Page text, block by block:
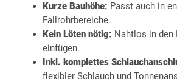
Kurze Bauhöhe: Passt auch in
Fallrohrbereiche.
Kein Löten nötig: Nahtlos in den
einfügen.
Inkl. komplettes
flexibler Schlauch und